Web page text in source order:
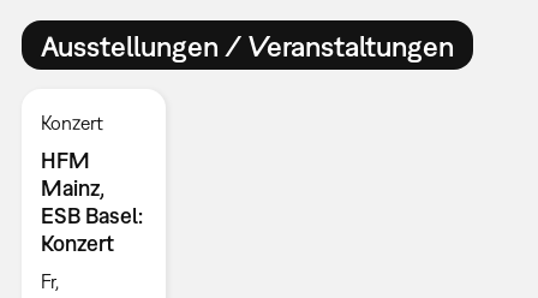
Ausstellungen / Veranstaltungen
Konzert
HFM
Mainz,
ESB Basel:
Konzert
Fr,